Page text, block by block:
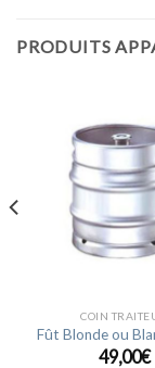
PRODUITS
COIN
Fût Blonde ou
49,00€